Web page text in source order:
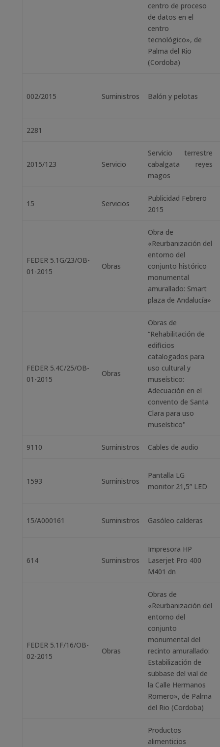
centro de proceso
de datos en el
centro
tecnológico», de
Palma del Rio
(Cordoba)
002/2015 Suministros Balón y pelotas
2281
2015/123 Servicio
Servicio terrestre
cabalgata reyes
magos
15 Servicios
Publicidad Febrero
2015
FEDER 5.1G/23/OB-
01-2015
Obras
Obra de
«Reurbanización del
entorno del
conjunto histórico
monumental
amurallado: Smart
plaza de Andalucía»
FEDER 5.4C/25/OB-
01-2015
Obras
Obras de
“Rehabilitación de
edificios
catalogados para
uso cultural y
museístico:
Adecuación en el
convento de Santa
Clara para uso
museístico"
9110 Suministros Cables de audio
1593 Suministros
Pantalla LG
monitor 21,5” LED
15/A000161 Suministros Gasóleo calderas
614 Suministros
Impresora HP
Laserjet Pro 400
M401 dn
FEDER 5.1F/16/OB-
02-2015
Obras
Obras de
«Reurbanización del
entorno del
conjunto
monumental del
recinto amurallado:
Estabilización de
subbase del vial de
la Calle Hermanos
Romero», de Palma
del Rio (Cordoba)
Productos
alimenticios